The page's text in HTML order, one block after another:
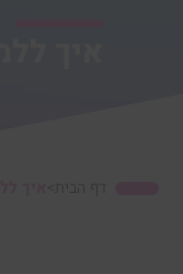
דף הבית >